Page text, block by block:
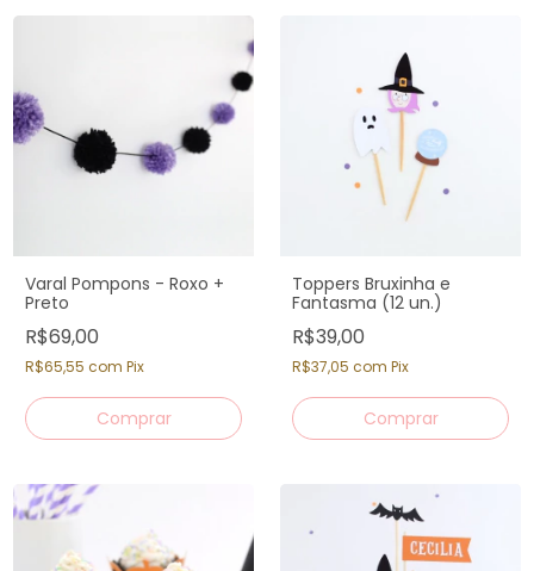
Varal Pompons - Roxo +
Preto
R$69,00
R$65,55 com Pix
Toppers Bruxinha e
Fantasma (12 un.)
R$39,00
R$37,05 com Pix